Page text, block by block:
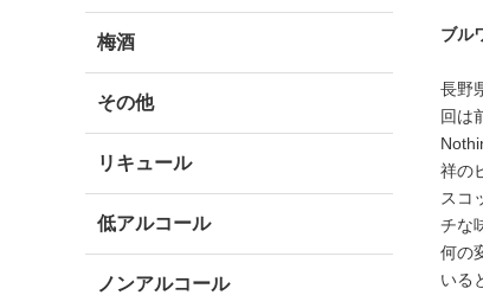
ブル
長野
回は
祥の
スコ
チな
何の
いる
梅酒
その他
リキュール
低アルコール
ノンアルコール